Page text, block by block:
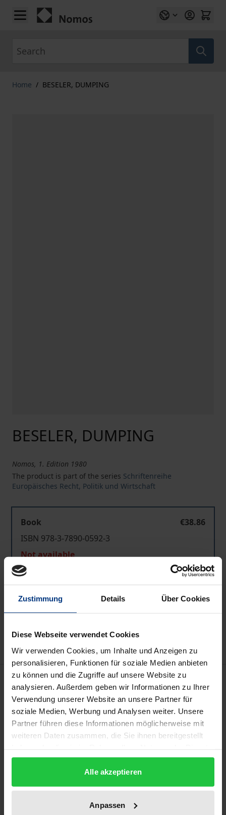
Zustimmung Details Über Cookies
Diese Webseite verwendet Cookies
Wir verwenden Cookies, um Inhalte und Anzeigen zu
personalisieren, Funktionen für soziale Medien anbieten
zu können und die Zugriffe auf unsere Website zu
analysieren. Außerdem geben wir Informationen zu Ihrer
Verwendung unserer Website an unsere Partner für
soziale Medien, Werbung und Analysen weiter. Unsere
Partner führen diese Informationen möglicherweise mit
weiteren Daten zusammen, die Sie ihnen bereitgestellt
gesammelt haben.
Alle akzeptieren
Anpassen
Skip to Content
Home / BESELER, DUMPING
BESELER, DUMPING
Nomos, 1. Edition 1980
The product is part of the series Schriftenreihe
Europäisches Recht, Politik und Wirtschaft
Book
€38.86
ISBN 978-3-7890-0592-3
Not available
Add to Cart
Add to Wish List
Bibliographical data
Edition
1
Publication Date